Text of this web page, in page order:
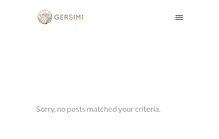
Sorry, no posts matched your criteria.